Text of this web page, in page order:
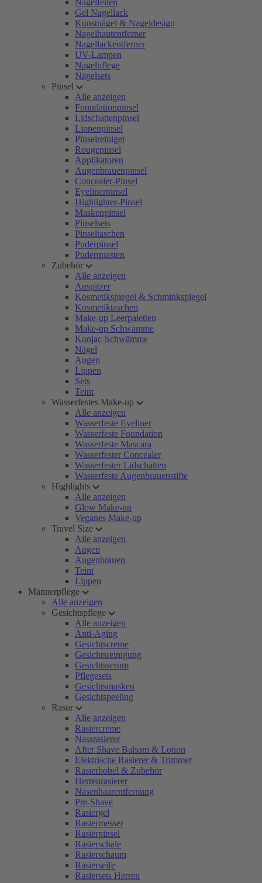
Nagelfeilen
Gel Nagellack
Kunstnägel & Nageldesign
Nagelhautentferner
Nagellackentferner
UV-Lampen
Nagelpflege
Nagelsets
Pinsel
Alle anzeigen
Foundationpinsel
Lidschattenpinsel
Lippenpinsel
Pinselreiniger
Rougepinsel
Applikatoren
Augenbrauenpinsel
Concealer-Pinsel
Eyelinerpinsel
Highlighter-Pinsel
Maskenpinsel
Pinselsets
Pinseltaschen
Puderpinsel
Puderquasten
Zubehör
Alle anzeigen
Anspitzer
Kosmetikspiegel & Schminkspiegel
Kosmetiktaschen
Make-up Leerpaletten
Make-up Schwämme
Konjac-Schwämme
Nägel
Augen
Lippen
Sets
Teint
Wasserfestes Make-up
Alle anzeigen
Wasserfeste Eyeliner
Wasserfeste Foundation
Wasserfeste Mascara
Wasserfester Concealer
Wasserfester Lidschatten
Wasserfeste Augenbrauenstifte
Highlights
Alle anzeigen
Glow Make-up
Veganes Make-up
Travel Size
Alle anzeigen
Augen
Augenbrauen
Teint
Lippen
Männerpflege
Alle anzeigen
Gesichtspflege
Alle anzeigen
Anti-Aging
Gesichtscreme
Gesichtsreinigung
Gesichtsserum
Pflegesets
Gesichtsmasken
Gesichtspeeling
Rasur
Alle anzeigen
Rasiercreme
Nassrasierer
After Shave Balsam & Lotion
Elektrische Rasierer & Trimmer
Rasierhobel & Zubehör
Herrenrasierer
Nasenhaarentfernung
Pre-Shave
Rasiergel
Rasiermesser
Rasierpinsel
Rasierschale
Rasierschaum
Rasierseife
Rasiersets Herren